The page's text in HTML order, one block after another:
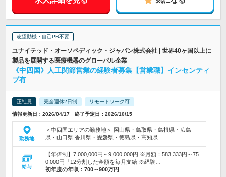
志望動機・自己PR不要
ユナイテッド・オーソペディック・ジャパン株式会社 | 世界40ヶ国以上に
製品を展開する医療機器のグローバル企業
《中四国》人工関節営業の経験者募集【営業職】インセンティ
ブ有
正社員 完全週休2日制 リモートワーク可
情報更新日：2026/04/17 終了予定日：2026/10/15
勤務地
＜中四国エリアの勤務地＞ 岡山県・鳥取県・島根県・広島
県・山口県 香川県・愛媛県・徳島県・高知県…
給与
【年俸制】7,000,000円～9,000,000円 ※月額：583,333円～75
0,000円 └12分割した金額を毎月支給 ※経験…
初年度の年収： 700～900万円